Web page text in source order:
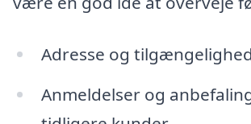
Adresse og tilgængelighed
Anmeldelser og